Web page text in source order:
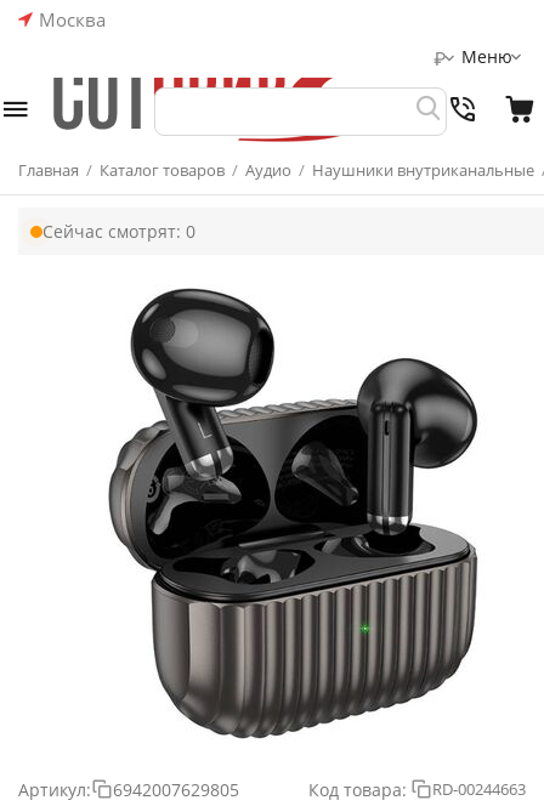
Москва
Меню
₽
Главная / Каталог товаров / Аудио / Наушники внутриканальные
Сейчас смотрят: 0
Артикул: 6942007629805 Код товара: RD-00244663